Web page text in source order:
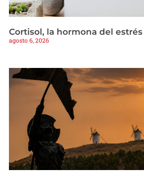
Cortisol, la hormona del estrés
agosto 6, 2026